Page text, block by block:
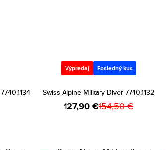
Výpredaj Posledný kus
Swiss Alpine Military Diver 7740.1132
127,90 €154,50 €